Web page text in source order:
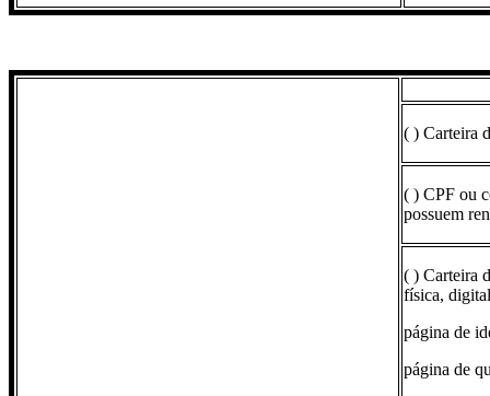
( ) Carteira
( ) CPF ou
possuem
( ) Carteira
física,
página de
página de